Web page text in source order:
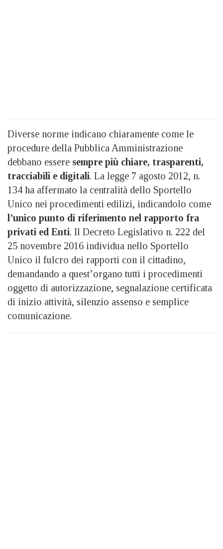
Diverse norme indicano chiaramente come le
procedure della Pubblica Amministrazione
debbano essere sempre più chiare, trasparenti,
tracciabili e digitali. La legge 7 agosto 2012, n.
134 ha affermato la centralità dello Sportello
Unico nei procedimenti edilizi, indicandolo come
l’unico punto di riferimento nel rapporto fra
privati ed Enti. Il Decreto Legislativo n. 222 del
25 novembre 2016 individua nello Sportello
Unico il fulcro dei rapporti con il cittadino,
demandando a quest’organo tutti i procedimenti
oggetto di autorizzazione, segnalazione certificata
di inizio attività, silenzio assenso e semplice
comunicazione.